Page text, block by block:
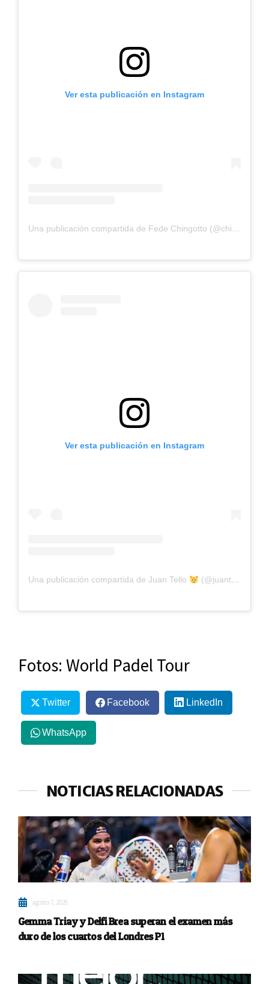
Ver esta publicación en Instagram
Una publicación compartida de Fede Chingotto (@chingotto)
Ver esta publicación en Instagram
Una publicación compartida de Juan Tello (@juantelloo)
Fotos: World Padel Tour
Twitter Facebook LinkedIn
WhatsApp
NOTICIAS RELACIONADAS
agosto 7, 2026
Gemma Triay y Delfi Brea superan el examen más
duro de los cuartos del Londres P1